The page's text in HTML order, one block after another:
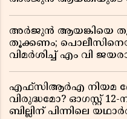
അർജുൻ ആയങ്കിയെ
തൂക്കണം;
വിമർശിച്ച് എം വി
എഫ്സിആർഎ നിയമ
വിരുദ്ധമോ? ഓഗസ്റ്റ്
ബില്ലിന് പിന്നിലെ